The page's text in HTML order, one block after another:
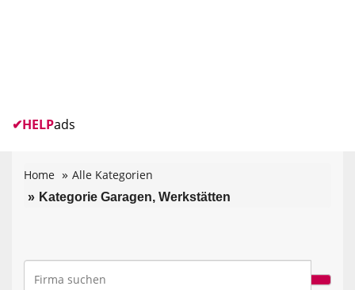
✔HELPads
Home Alle Kategorien
Kategorie Garagen, Werkstätten